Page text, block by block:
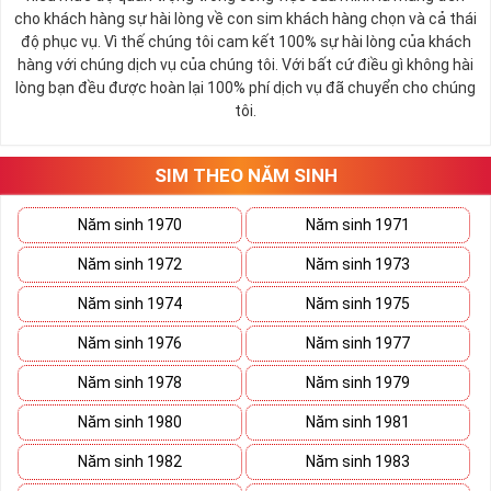
Ý Nghĩa Sim Đuôi 55555 – Sự Sinh Sôi Của Tài Lộc
Số 5 là sinh, khi năm số 5 đứng cạnh nhau nó tạo nênbộ ngũ quý
đem tới sự sinh sôi nhân năm, phát triển cực thịnh
cùng
hạnh phúc trường cửu
trong nhân gian – Đó là miền khát vọng
của toàn nhân loại con người.
Khi năm số 5 đứng cạnh nhau nó như đại diện cho trời đất, vũ trụ,
tạo thành trung tâm của môn loài, kích thích quyền uy và sự thăng
tiến vô hạn của con người. Đó là lý do sim là mục tiêu săn lùng của
người có “máu mặt” làm trong giới kinh doanh để giúp nâng tầm
đẳng cấp cũng như tạo ấn tượng và niềm tin với các khách hàng.
Năm số 5 tạo nên điểm nhấn đặc sắc trên màn hình điện thoại và
cho khách hàng sự hài lòng về con sim khách hàng chọn và cả thái
độ phục vụ. Vì thế chúng tôi cam kết 100% sự hài lòng của khách
hàng với chúng dịch vụ của chúng tôi. Với bất cứ điều gì không hài
lòng bạn đều được hoàn lại 100% phí dịch vụ đã chuyển cho chúng
tôi.
SIM THEO NĂM SINH
Năm sinh 1970 Năm sinh 1971
Năm sinh 1972 Năm sinh 1973
Năm sinh 1974 Năm sinh 1975
Năm sinh 1976 Năm sinh 1977
Năm sinh 1978 Năm sinh 1979
Năm sinh 1980 Năm sinh 1981
Năm sinh 1982 Năm sinh 1983